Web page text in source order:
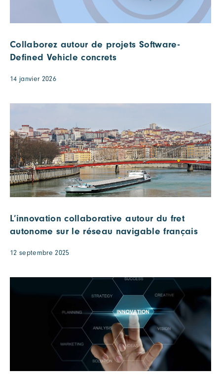
Collaborez autour de projets Software-
Defined Vehicle concrets
14 janvier 2026
L’innovation collaborative autour du fret
autonome sur le réseau navigable français
12 septembre 2025